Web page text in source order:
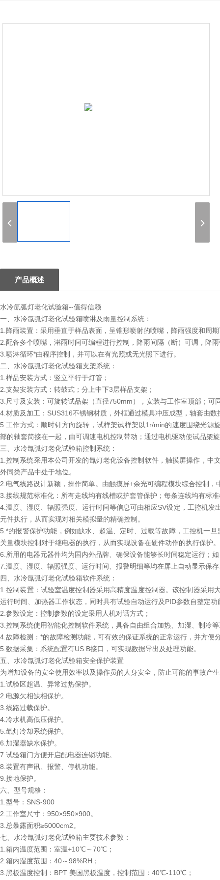
产品概述
水冷氙弧灯老化试验箱--值得信赖
一、水冷氙弧灯老化试验箱喷淋及雨量控制系统：
1.降雨装置：采用垂直于样品表面，呈锥形喷射的喷嘴，降雨强度和周
2.配备多个喷嘴，淋雨时间可编程进行控制，降雨间隔（断）可调，降
3.喷淋循环*由程序控制，并可以在有光照或无光照下进行。
二、水冷氙弧灯老化试验箱支架系统：
1.样品安装方式：竖立平行于灯管；
2.支架安装方式：转鼓式；分上中下3层样品支架；
3.尺寸及安装：可旋转试品架（直径750mm），安装与工作室顶部；可
4.材质及加工：SUS316不锈钢材质，外框通过模具冲压成型，轴套由
5.工作方式：顺时针方向旋转，试样架试样架以1r/min的速度围绕光
部的轴套筒接在一起，由可调速电机控制带动；通过电机驱动使试品架
三、水冷氙弧灯老化试验箱控制系统：
1.控制系统采用本公司开发的氙灯老化设备控制软件，触摸屏操作，
外同类产品中处于地位。
2.电气线路设计新颖，操作简单。由触摸屏+余光可编程模块综合控制
3.接线规范标准化：所有走线均有线槽或护套管保护；每条连线均有标
4.温度、湿度、辐照强度、运行时间等信息可由相应SV设定，工控机
元件执行，从而实现对相关模拟量的精确控制。
5.*的报警保护功能，例如缺水、超温、定时、过载等故障，工控机一
关量模块控制对于继电器的执行，从而实现设备在硬件动作的执行保护。
6.所用的电器元器件均为国内外品牌、确保设备能够长时间稳定运行；
7.温度、湿度、辐照强度、运行时间、报警明细等均在屏上自动显示保
四、水冷氙弧灯老化试验箱软件系统：
1.控制装置：试验室温度控制器采用高精度温度控制器。该控制器采
运行时间、加热器工作状态，同时具有试验自动运行及PID参数自整定功
2.参数设定：控制参数的设定采用人机对话方式；
3.控制系统使用智能化控制软件系统，具备自由组合加热、加湿、制冷
4.故障检测：*的故障检测功能，可有效的保证系统的正常运行，并方便
5.数据采集：系统配置有US B接口，可实现数据导出及处理功能。
五、水冷氙弧灯老化试验箱安全保护装置
为增加设备的安全使用效率以及操作员的人身安全，防止可能的事故产
1.试验区超温、异常过热保护。
2.电源欠相缺相保护。
3.线路过载保护。
4.冷水机高低压保护。
5.氙灯冷却系统保护。
6.加湿器缺水保护。
7.试验箱门方便开启配电器连锁功能。
8.装置有声讯、报警、停机功能。
9.接地保护。
六、型号规格：
1.型号：SNS-900
2.工作室尺寸：950×950×900。
3.总暴露面积≥6000cm2。
七、水冷氙弧灯老化试验箱主要技术参数：
1.箱内温度范围：室温+10℃～70℃；
2.箱内湿度范围：40～98%RH；
3.黑板温度控制：BPT 美国黑板温度，控制范围：40℃-110℃；